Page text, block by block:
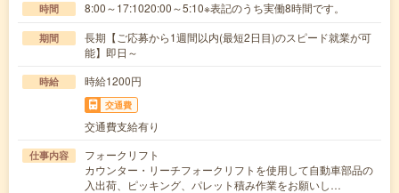
時間 8:00～17:1020:00～5:10※表記のうち実働8時間です。
期間
長期【ご応募から1週間以内(最短2日目)のスピード就業が可
能】即日～
時給 時給1200円
交通費
交通費支給有り
仕事内容
フォークリフト
カウンター・リーチフォークリフトを使用して自動車部品の
入出荷、ピッキング、パレット積み作業をお願いし…